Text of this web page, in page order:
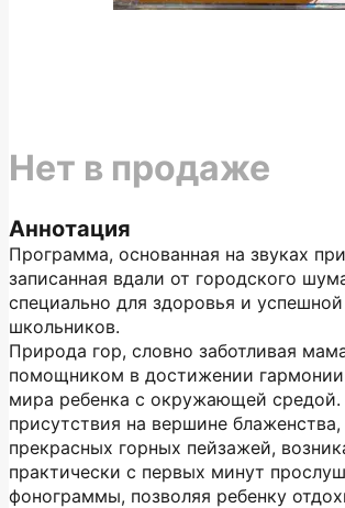
Аннотация
Программа, основанная на звуках
записанная вдали от городского
специально для здоровья и
школьников.
Природа гор, словно заботливая
помощником в достижении гармонии
мира ребенка с окружающей
присутствия на вершине
прекрасных горных пейзажей,
практически с первых минут
фонограммы, позволяя ребенку
Нет в продаже